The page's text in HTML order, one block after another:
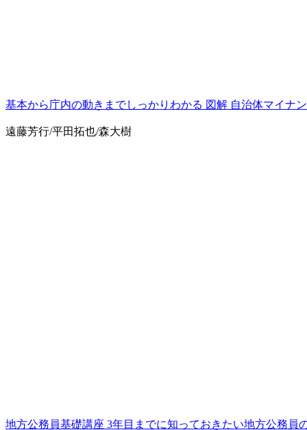
基本から庁内の動きまでしっかりわかる 図解 自治体マイナ
遠藤芳行/平田拓也/森大樹
地方公務員基礎講座 3年目までに知っておきたい地方公務員